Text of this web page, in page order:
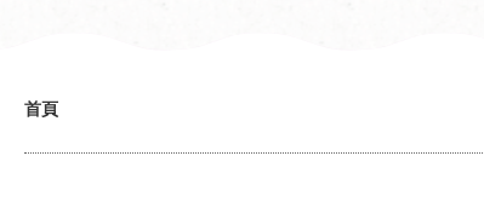
導
航
首頁